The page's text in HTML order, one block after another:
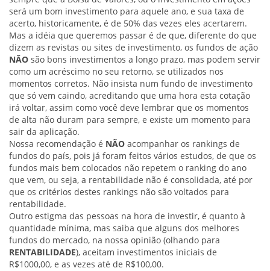
será um bom investimento para aquele ano, e sua taxa de
acerto, historicamente, é de 50% das vezes eles acertarem.
Mas a idéia que queremos passar é de que, diferente do que
dizem as revistas ou sites de investimento, os fundos de ação
NÃO são bons investimentos a longo prazo, mas podem servir
como um acréscimo no seu retorno, se utilizados nos
momentos corretos. Não insista num fundo de investimento
que só vem caindo, acreditando que uma hora esta cotação
irá voltar, assim como você deve lembrar que os momentos
de alta não duram para sempre, e existe um momento para
sair da aplicação.
Nossa recomendação é NÃO acompanhar os rankings de
fundos do país, pois já foram feitos vários estudos, de que os
fundos mais bem colocados não repetem o ranking do ano
que vem, ou seja, a rentabilidade não é consolidada, até por
que os critérios destes rankings não são voltados para
rentabilidade.
Outro estigma das pessoas na hora de investir, é quanto à
quantidade mínima, mas saiba que alguns dos melhores
fundos do mercado, na nossa opinião (olhando para
RENTABILIDADE), aceitam investimentos iniciais de
R$1000,00, e as vezes até de R$100,00.